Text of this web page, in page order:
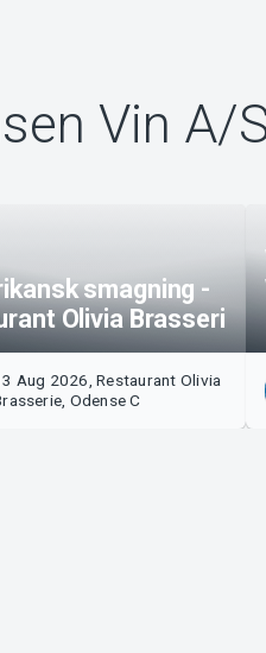
Vin A/
smagning -
Olivia Brasseri
Aug 2026, Restaurant Olivia
Odense C